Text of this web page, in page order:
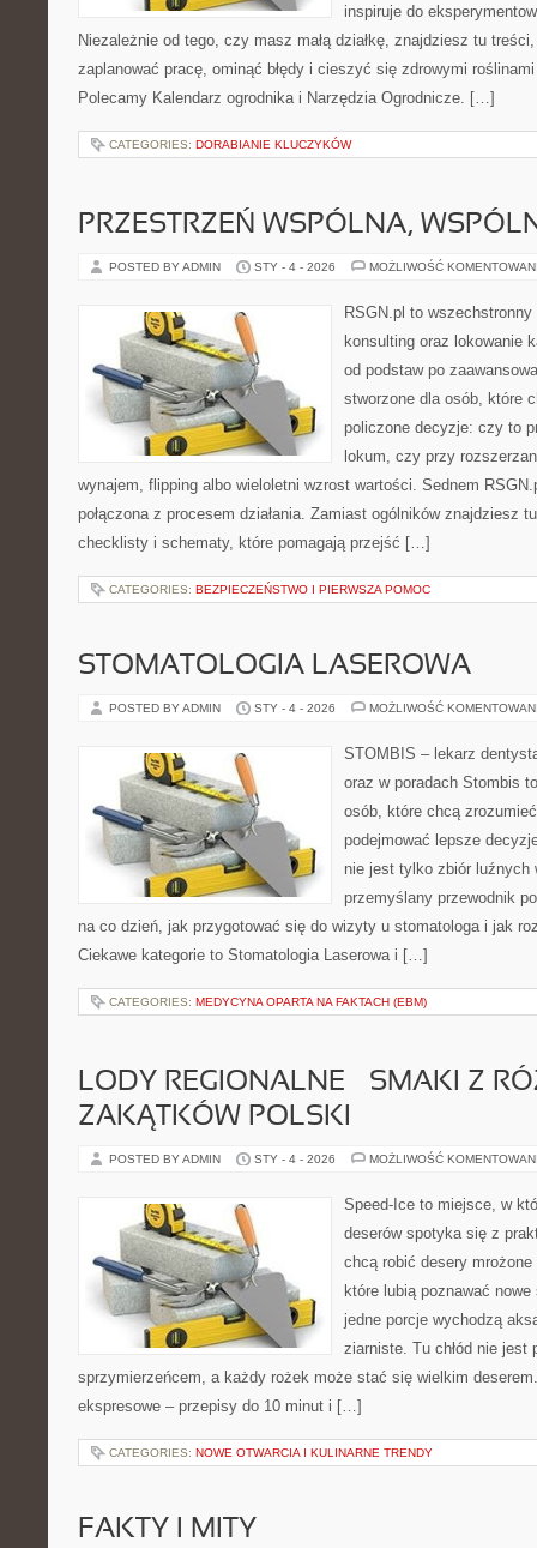
inspiruje do
Niezależnie od tego, czy masz małą działkę, znajdziesz tu
zaplanować pracę, ominąć błędy i cieszyć się zdrowymi
Polecamy Kalendarz ogrodnika i Narzędzia Ogrodnicze. […]
CATEGORIES: DORABIANIE KLUCZYKÓW
PRZESTRZEŃ WSPÓLNA,
POSTED BY ADMIN STY - 4 - 2026 MOŻLIWOŚĆ
RSGN.pl to
konsulting oraz lokowanie
od podstaw po
stworzone dla osób, które
policzone decyzje: czy to
lokum, czy przy
wynajem, flipping albo wieloletni wzrost wartości. Sednem
połączona z procesem działania. Zamiast ogólników znajdziesz
checklisty i schematy, które pomagają przejść […]
CATEGORIES: BEZPIECZEŃSTWO I PIERWSZA POMOC
STOMATOLOGIA LASEROWA
POSTED BY ADMIN STY - 4 - 2026 MOŻLIWOŚĆ
STOMBIS – lekarz
oraz w poradach Stombis
osób, które chcą
podejmować lepsze
nie jest tylko zbiór luźnych
przemyślany przewodnik
na co dzień, jak przygotować się do wizyty u stomatologa i jak
Ciekawe kategorie to Stomatologia Laserowa i […]
CATEGORIES: MEDYCYNA OPARTA NA FAKTACH (EBM)
LODY REGIONALNE – SMAKI Z
ZAKĄTKÓW POLSKI
POSTED BY ADMIN STY - 4 - 2026 MOŻLIWOŚĆ
Speed-Ice to miejsce, w
deserów spotyka się z
chcą robić desery
które lubią poznawać
jedne porcje wychodzą
ziarniste. Tu chłód nie jest
sprzymierzeńcem, a każdy rożek może stać się wielkim
ekspresowe – przepisy do 10 minut i […]
CATEGORIES: NOWE OTWARCIA I KULINARNE TRENDY
FAKTY I MITY